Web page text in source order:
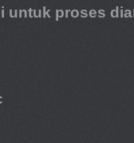
untuk proses